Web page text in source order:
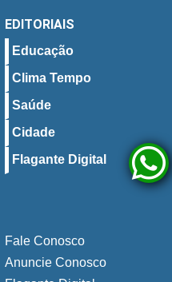
EDITORIAIS
Educação
Clima Tempo
Saúde
Cidade
Flagante Digital
Fale Conosco
Anuncie Conosco